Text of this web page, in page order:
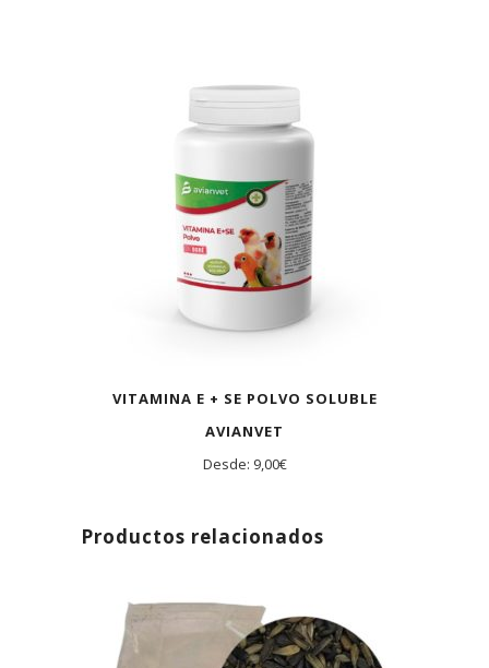
VITAMINA E + SE POLVO SOLUBLE
AVIANVET
Desde: 9,00€
Productos relacionados